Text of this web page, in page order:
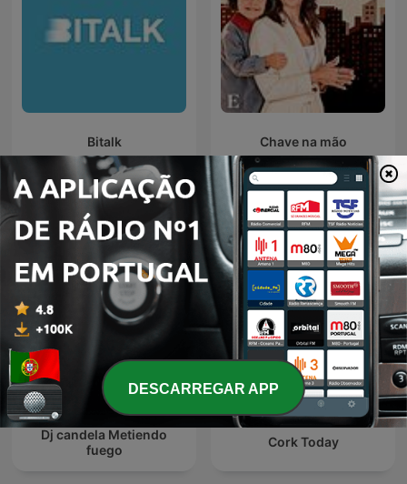
Bitalk Chave na mão
Podcasts internacionais de Negócios
Dj candela Metiendo
fuego
Cork Today
DESCARREGAR APP